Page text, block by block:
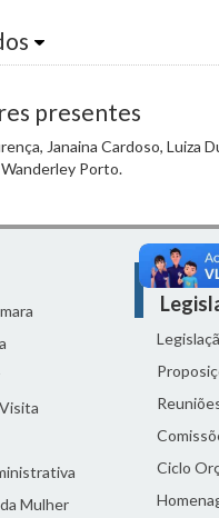
presentes
Janaina Cardoso, Luiza
Porto.
Mulher
Ciclo